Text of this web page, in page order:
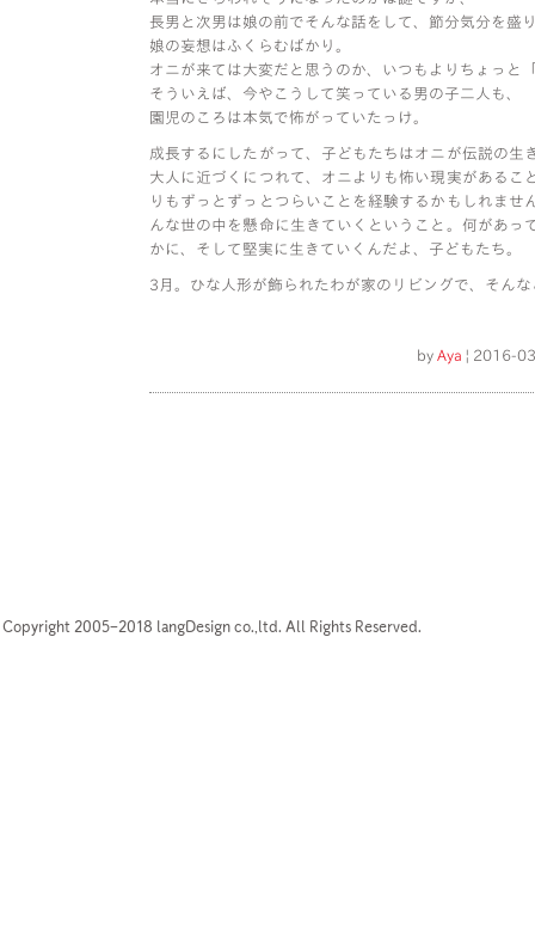
長男と次男は娘の前でそんな話をして、節分気分を盛
娘の妄想はふくらむばかり。
オニが来ては大変だと思うのか、いつもよりちょっと
そういえば、今やこうして笑っている男の子二人も、
園児のころは本気で怖がっていたっけ。
成長するにしたがって、子どもたちはオニが伝説の生
大人に近づくにつれて、オニよりも怖い現実があるこ
りもずっとずっとつらいことを経験するかもしれませ
んな世の中を懸命に生きていくということ。何があっ
かに、そして堅実に生きていくんだよ、子どもたち。
3月。ひな人形が飾られたわが家のリビングで、そん
by Aya | 2016-
Copyright 2005–2018 langDesign co.,ltd. All Rights Reserved.